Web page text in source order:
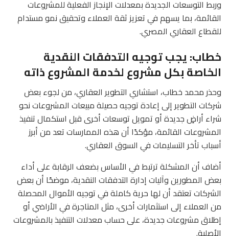
وربط التوسعات الجديدة بمعدلات الإنجاز الفعلية للمشروعات
القائمة، بما يسهم في تعزيز ثقة العملاء وتحقيق نمو مستدام
للقطاع العقاري المصري.
خطاب: يجب توجيه التدفقات النقدية
الخاصة بكل مشروع لخدمة المشروع ذاته
وحذر محمد خطاب، استشاري التطوير العقاري، من لجوء بعض
شركات التطوير إلى إعادة توجيه حصيلة مبيعات المشروعات نحو
شراء أراضٍ جديدة أو تمويل توسعات أخرى قبل استكمال تنفيذ
المشروعات القائمة، مؤكدًا أن هذه الممارسات تعد من أبرز
أسباب تأخر التسليمات في السوق العقاري.
أضاف أن المشكلة ترتبط في الأساس بضعف الرقابة على أداء
بعض المطورين وآليات إدارة التدفقات النقدية، موضحًا أن بعض
الشركات تعتقد أن لها حرية كاملة في توجيه الأموال المحصلة
من العملاء إلى استثمارات أخرى، مثل المتاجرة في الأراضي أو
إطلاق مشروعات جديدة، على حساب معدلات التنفيذ بالمشروعات
الأصلية.